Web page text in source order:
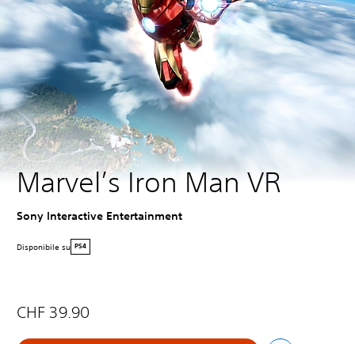
Marvel’s Iron Man VR
Sony Interactive Entertainment
Disponibile su PS4
CHF 39.90